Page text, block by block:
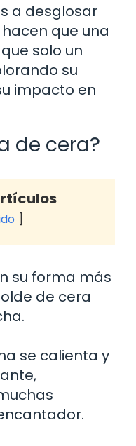
a desglosar
que una
solo un
su
impacto en
de cera?
su forma más
de cera
se calienta y